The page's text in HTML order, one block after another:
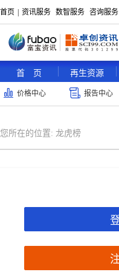
首页 资讯服务 数智服务 咨询服务
首 页 再生资源
价格中心 报告中心
您所在的位置: 龙虎榜